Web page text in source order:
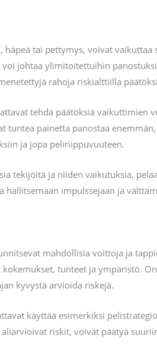
häpeä tai pettymys, voivat vaikuttaa
voi johtaa ylimitoitettuihin
rahoja riskialttiilla
tehdä päätöksiä vaikuttimien
tuntea painetta panostaa
ja jopa peliriippuvuuteen.
tekijöitä ja niiden vaikutuksia,
impulssejaan ja
mahdollisia voittoja ja
tunteet ja ympäristö. On
kyvystä arvioida riskejä.
käyttää esimerkiksi
riskit, voivat päätyä